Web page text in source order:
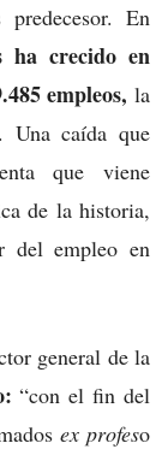
En
ha crecido en
empleos, la
Una caída que
que viene
de la historia,
del empleo en
general de la
“con el fin del
ex profeso